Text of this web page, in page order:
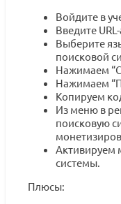
Войдите в
Введите
Выберите
поисковой
Нажимаем
Нажимаем
Копируем
Из меню в
поисковую
Активируем
системы.
Плюсы: